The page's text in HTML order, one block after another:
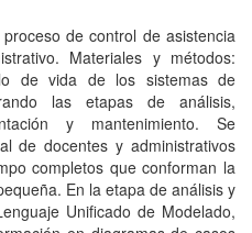
de control de asistencia
Materiales y métodos:
de vida de los sistemas de
las etapas de análisis,
y mantenimiento. Se
de docentes y administrativos
completos que conforman la
En la etapa de análisis y
Unificado de Modelado,